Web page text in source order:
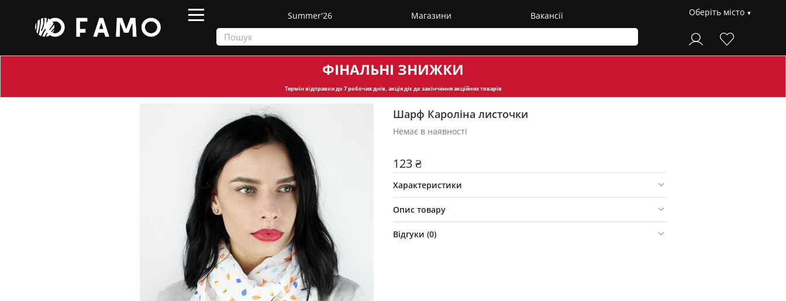
Summer'26 Магазини Вакансії Оберіть місто
ФІНАЛЬНІ ЗНИЖКИ
Термін відправкидо 7 робочих днів, акція діє до закінчення акційних товарів
Шарф Кароліна листочки
Немає в наявності
123 ₴
Характеристики
Опис товару
Відгуки (0)